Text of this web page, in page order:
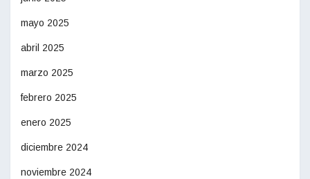
mayo 2025
abril 2025
marzo 2025
febrero 2025
enero 2025
diciembre 2024
noviembre 2024